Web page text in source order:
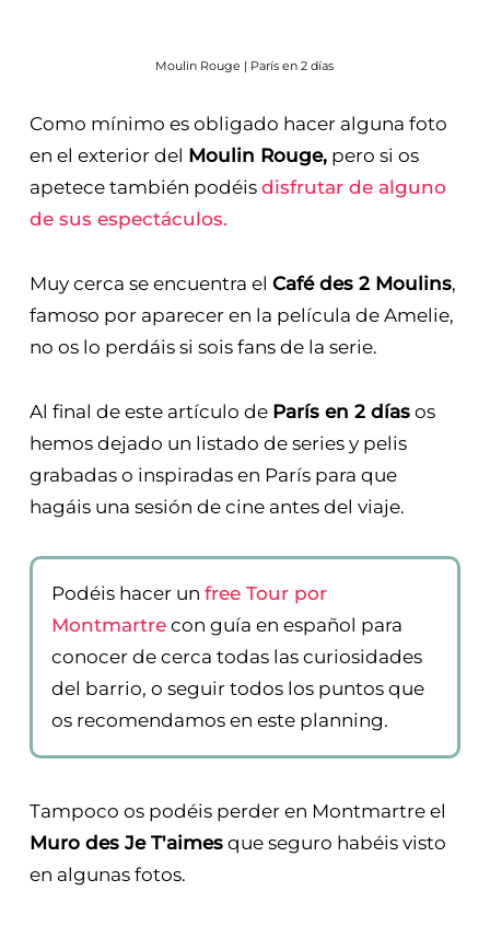
Moulin Rouge | París en 2 días
Como mínimo es obligado hacer alguna foto
en el exterior del Moulin Rouge,pero si os
apetece también podéis disfrutar de alguno
de sus espectáculos.
Muy cerca se encuentra el Café des 2 Moulins,
famoso por aparecer en la película de Amelie,
no os lo perdáis si sois fans de la serie.
Al final de este artículo de París en 2 díasos
hemos dejado un listado de series y pelis
grabadas o inspiradas en París para que
hagáis una sesión de cine antes del viaje.
Podéis hacer un free Tour por
Montmartrecon guía en español para
conocer de cerca todas las curiosidades
del barrio, o seguir todos los puntos que
os recomendamos en este planning.
Tampoco os podéis perder en Montmartre el
Muro des Je T'aimesque seguro habéis visto
en algunas fotos.